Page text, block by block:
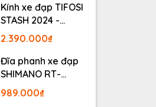
Kính xe đạp TIFOSI
STASH 2024 -
BLACKOUT
2.390.000₫
Đĩa phanh xe đạp
SHIMANO RT-
MT800 Center lock
Fullbox
989.000₫